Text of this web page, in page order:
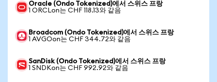
Oracle (Ondo Tokenized)에서 스위스 프랑
1 ORCLon는 CHF 118.13와 같음
Broadcom (Ondo Tokenized)에서 스위스 프랑
1 AVGOon는 CHF 344.72와 같음
SanDisk (Ondo Tokenized)에서 스위스 프랑
1 SNDKon는 CHF 992.92와 같음